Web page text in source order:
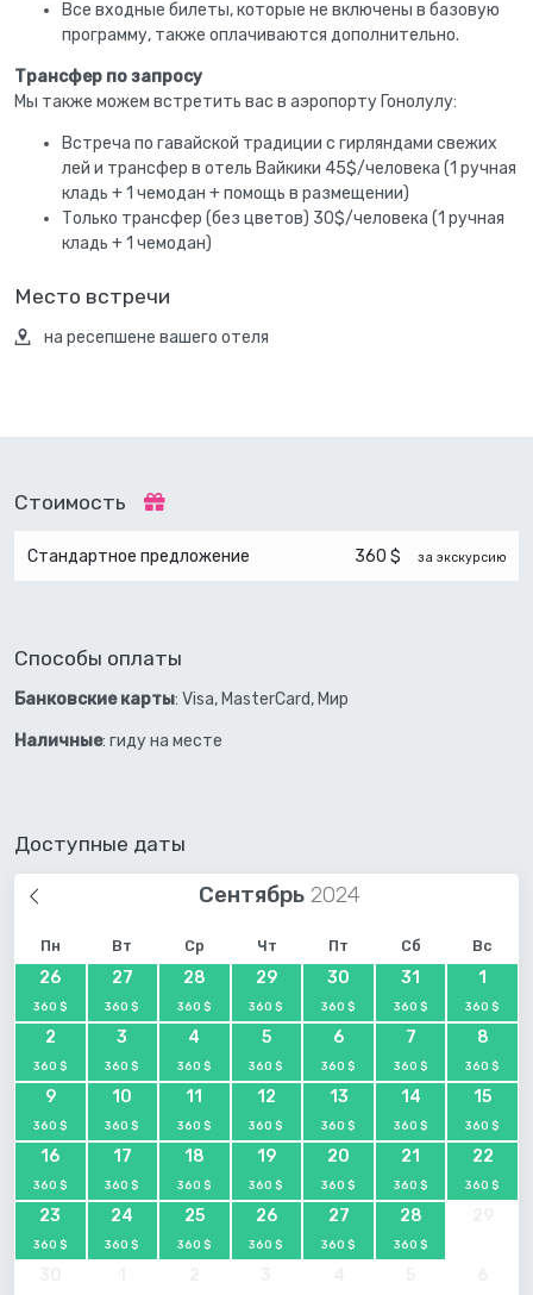
Все входные билеты, которые не включены в базовую
программу, также оплачиваются дополнительно.
Трансфер по запросу
Мы также можем встретить вас в аэропорту Гонолулу:
Встреча по гавайской традиции с гирляндами свежих
лей и трансфер в отель Вайкики 45$/человека (1 ручная
кладь + 1 чемодан + помощь в размещении)
Только трансфер (без цветов) 30$/человека (1 ручная
кладь + 1 чемодан)
Место встречи
на ресепшене вашего отеля
Стоимость
Стандартное предложение 360 $ за экскурсию
Способы оплаты
Банковские карты: Visa, MasterCard, Мир
Наличные: гиду на месте
Доступные даты
Сентябрь
Пн Вт Ср Чт Пт Сб Вс
26
360 $
27
360 $
28
360 $
29
360 $
30
360 $
31
360 $
1
360 $
2
360 $
3
360 $
4
360 $
5
360 $
6
360 $
7
360 $
8
360 $
9
360 $
10
360 $
11
360 $
12
360 $
13
360 $
14
360 $
15
360 $
16
360 $
17
360 $
18
360 $
19
360 $
20
360 $
21
360 $
22
360 $
23
360 $
24
360 $
25
360 $
26
360 $
27
360 $
28
360 $